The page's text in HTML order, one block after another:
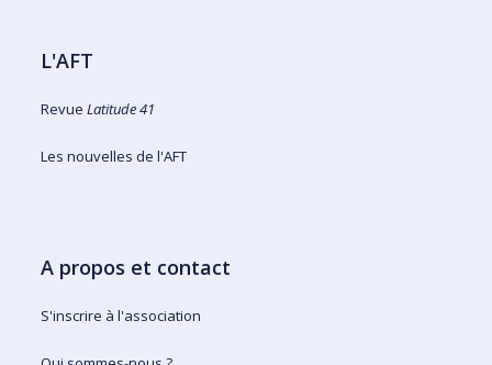
L'AFT
RevueLatitude 41
Les nouvelles de l'AFT
A propos et contact
S'inscrire à l'association